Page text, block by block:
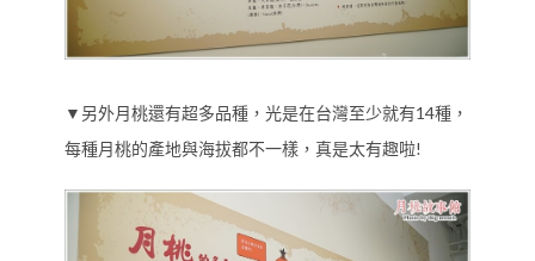
▼另外月桃還有超多品種，光是在台灣至少就有14種，
每種月桃的產地與海拔都不一樣，真是太有趣啦!